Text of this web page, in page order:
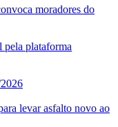
moradores do
pela plataforma
levar asfalto novo ao